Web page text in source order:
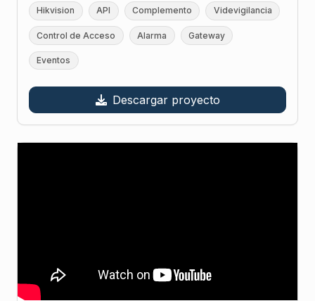
Hikvision API Complemento Videvigilancia
Control de Acceso Alarma Gateway
Eventos
Descargar proyecto